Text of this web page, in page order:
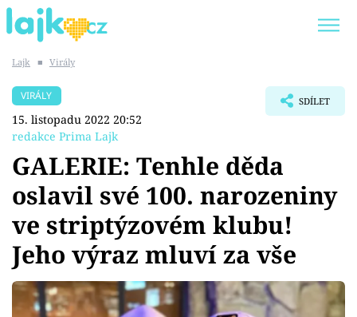
SHOPAHOLICADEL
Témata
Showbyznys
Youtubeři
Lajk ■ Virály
VIRÁLY
15. listopadu 2022 20:52
redakce Prima Lajk
SDÍLET
GALERIE: Tenhle děda
oslavil své 100. narozeniny
ve striptýzovém klubu!
Jeho výraz mluví za vše